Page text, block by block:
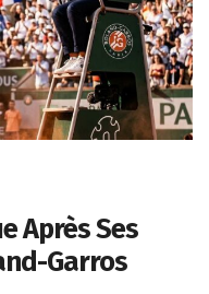
Après Ses
Garros